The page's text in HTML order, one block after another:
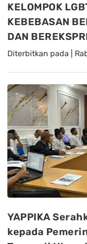
KELOMPOK
KEBEBASAN
DAN
Diterbitkan pada |
YAPPIKA
kepada